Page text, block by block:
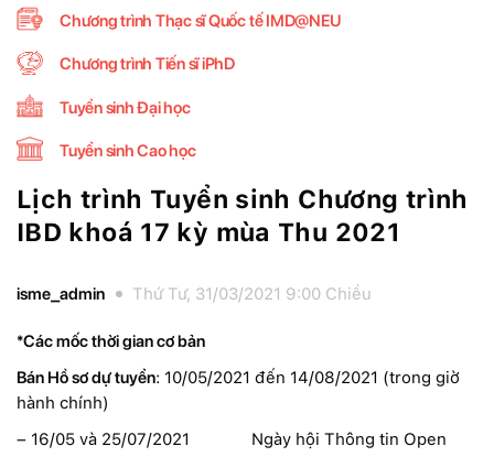
Chương trình Thạc sĩ Quốc tế IMD@NEU
Chương trình Tiến sĩ iPhD
Tuyển sinh Đại học
Tuyển sinh Cao học
Lịch trình Tuyển sinh Chương trình
IBD khoá 17 kỳ mùa Thu 2021
isme_admin Thứ Tư, 31/03/2021 9:00 Chiều
*Các mốc thời gian cơ bản
Bán Hồ sơ dự tuyển: 10/05/2021 đến 14/08/2021 (trong giờ
hành chính)
– 16/05 và 25/07/2021 Ngày hội Thông tin Open